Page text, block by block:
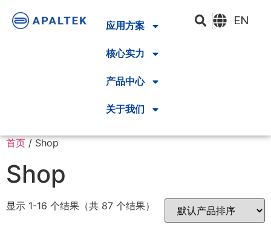
应用方案
核心实力
产品中心
关于我们
EN
首页 / Shop
Shop
显示 1-16 个结果（共 87 个结果）